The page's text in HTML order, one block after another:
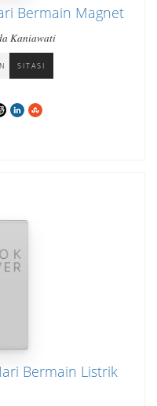
Bermain Magnet
Kaniawati
SITASI
Bermain Listrik